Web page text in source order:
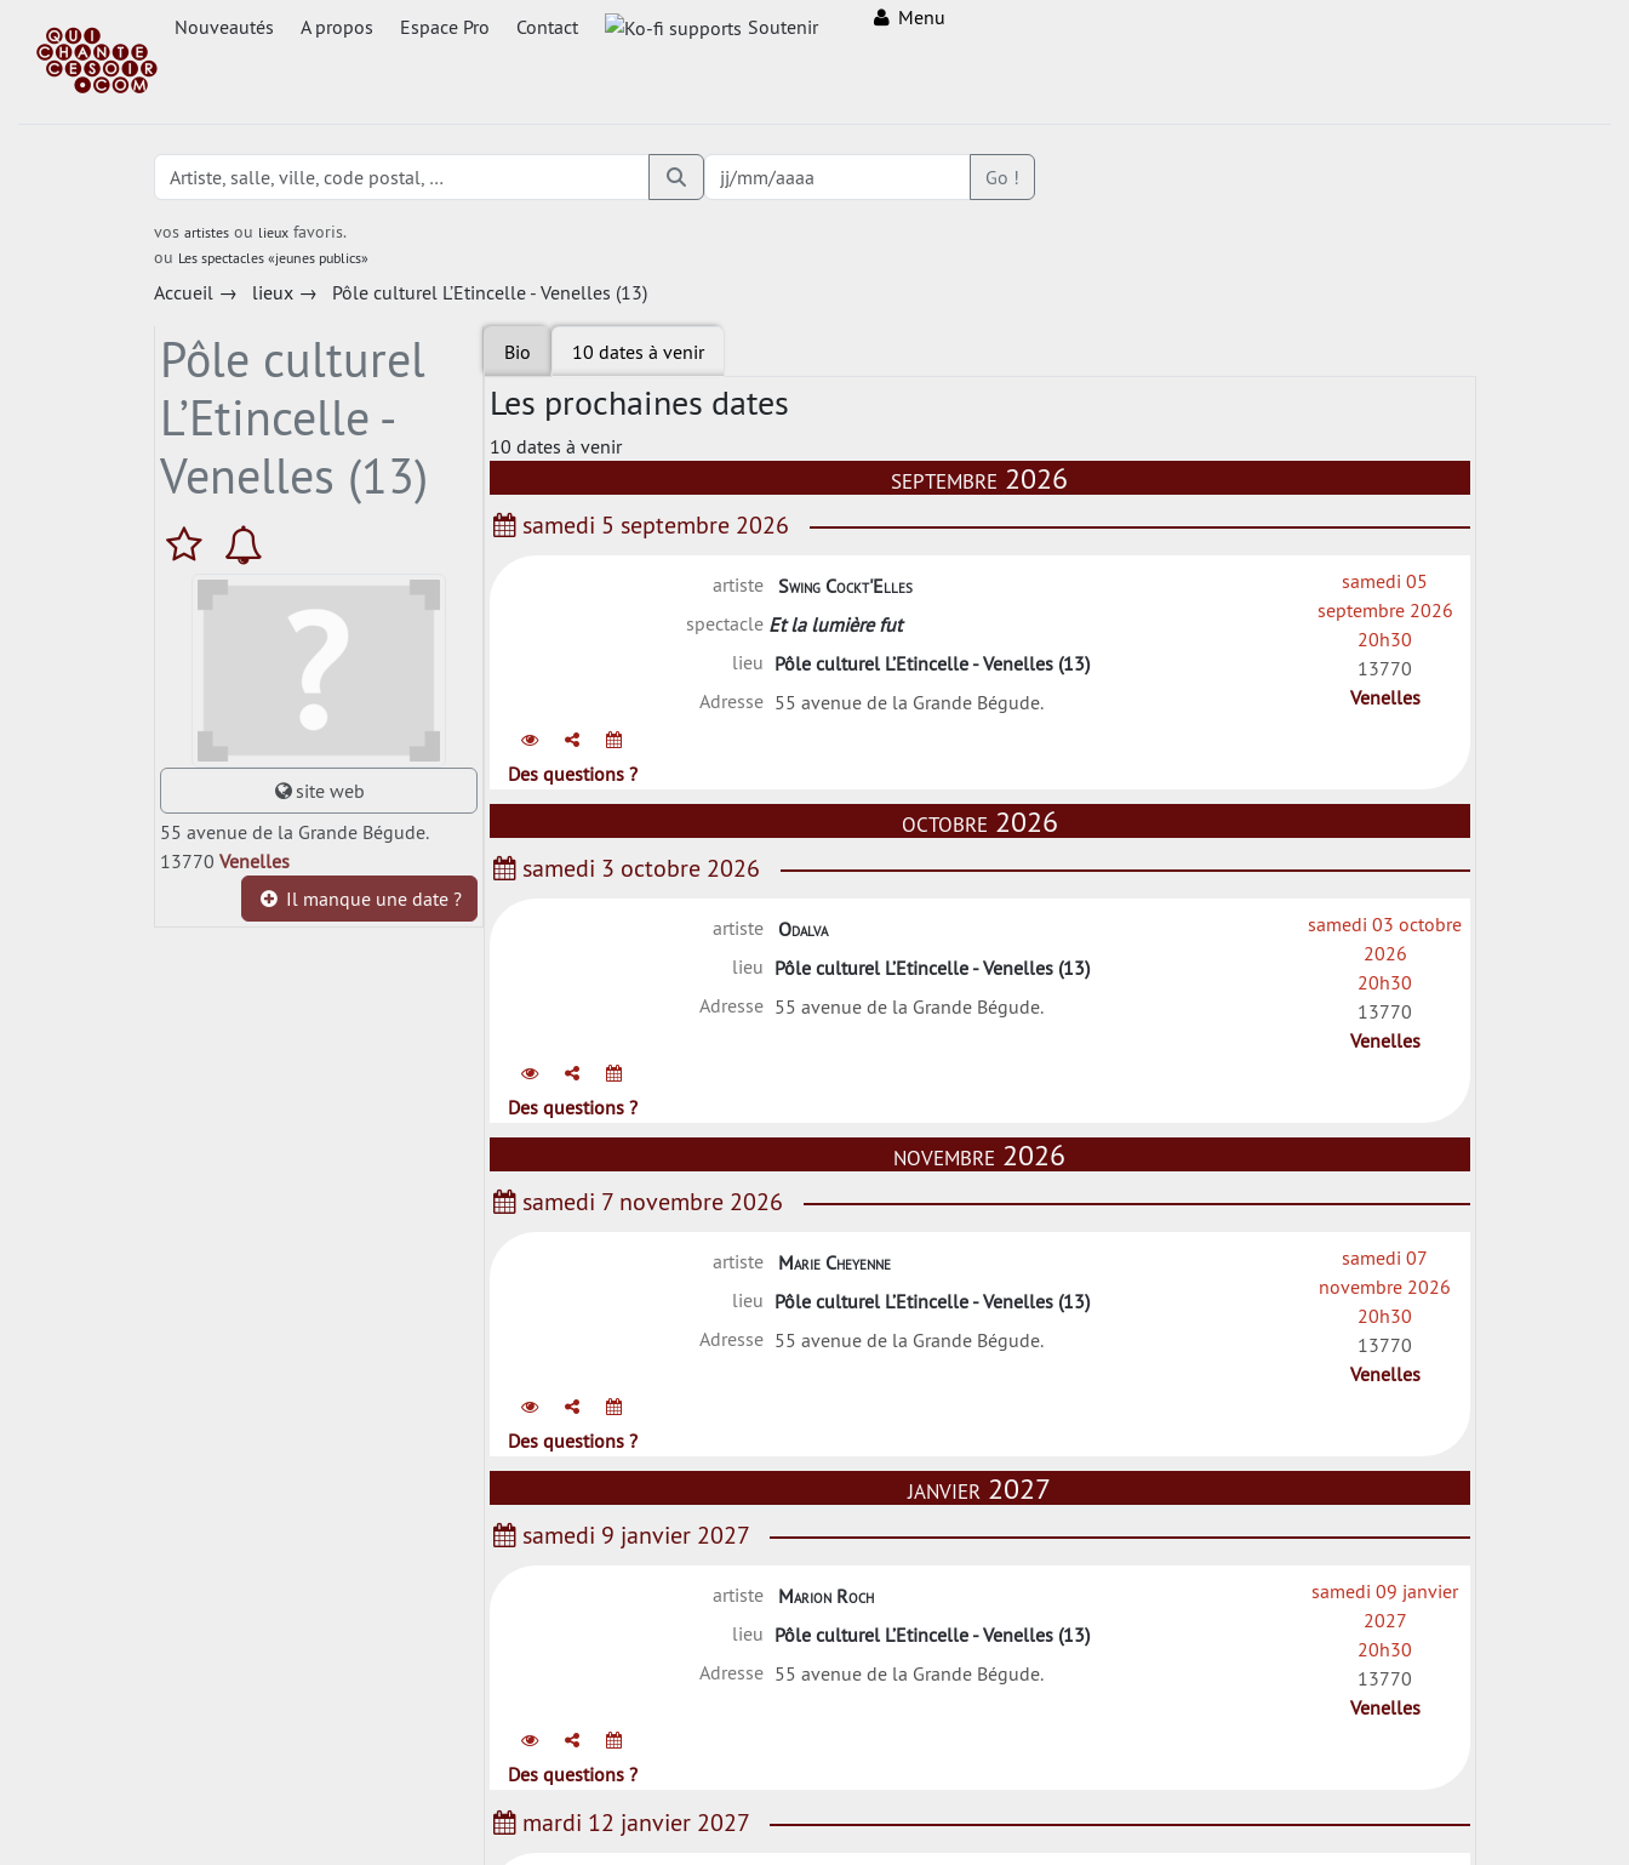
Nouveautés A propos Espace Pro Contact Soutenir Menu
vos artistesou lieuxfavoris.
ou Les spectacles «jeunes publics»
Go !
Accueil→ lieux→ Pôle culturel L’Etincelle - Venelles (13)
Pôle culturel
L’Etincelle -
Venelles (13)
site web
55 avenue de la Grande Bégude.
13770 Venelles
Il manque une date ?
Bio 10 dates à venir
Les prochaines dates
10 dates à venir
septembre 2026
samedi 5 septembre 2026
artiste
Swing Cockt'Elles
spectacle Et la lumière fut
lieu Pôle culturel L’Etincelle - Venelles (13)
Adresse 55 avenue de la Grande Bégude.
samedi 05
septembre 2026
20h30
13770
Venelles
Des questions ?
octobre 2026
samedi 3 octobre 2026
artiste
Odalva
lieu Pôle culturel L’Etincelle - Venelles (13)
Adresse 55 avenue de la Grande Bégude.
samedi 03 octobre
2026
20h30
13770
Venelles
Des questions ?
novembre 2026
samedi 7 novembre 2026
artiste
Marie Cheyenne
lieu Pôle culturel L’Etincelle - Venelles (13)
Adresse 55 avenue de la Grande Bégude.
samedi 07
novembre 2026
20h30
13770
Venelles
Des questions ?
janvier 2027
samedi 9 janvier 2027
artiste
Marion Roch
lieu Pôle culturel L’Etincelle - Venelles (13)
Adresse 55 avenue de la Grande Bégude.
samedi 09 janvier
2027
20h30
13770
Venelles
Des questions ?
mardi 12 janvier 2027